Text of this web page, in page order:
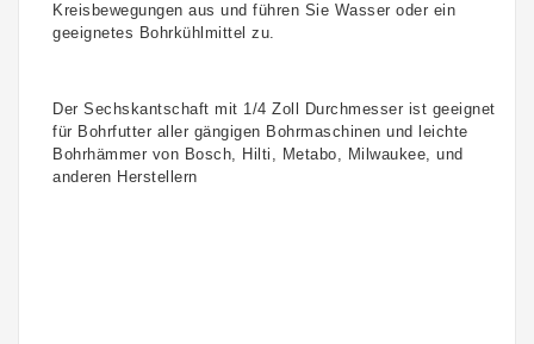
Kreisbewegungen aus und führen Sie Wasser oder ein
geeignetes Bohrkühlmittel zu.
Der Sechskantschaft mit 1/4 Zoll Durchmesser ist geeignet
für Bohrfutter aller gängigen Bohrmaschinen und leichte
Bohrhämmer von Bosch, Hilti, Metabo, Milwaukee, und
anderen Herstellern